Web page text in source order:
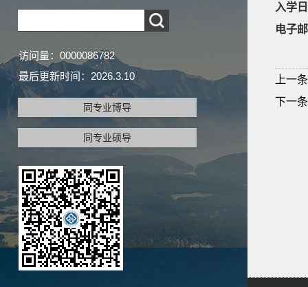
访问量： 0000086782
最后更新时间： 2026.3.10
同专业博导
同专业硕导
入学
电子
上一
下一